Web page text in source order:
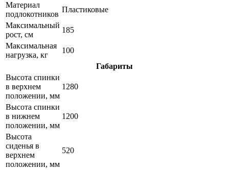
Материал
подлокотников
Пластиковые
Максимальный
рост, см
185
Максимальная
нагрузка, кг
100
Габариты
Высота спинки
в верхнем
положении, мм
1280
Высота спинки
в нижнем
положении, мм
1200
Высота
сиденья в
верхнем
положении, мм
520